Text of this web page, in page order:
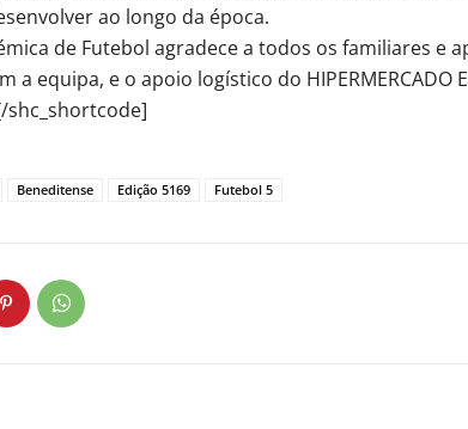
ao longo da época.
de Futebol agradece a todos os familiares e
a equipa, e o apoio logístico do HIPERMERCADO
shc_shortcode]
Beneditense Edição 5169 Futebol 5